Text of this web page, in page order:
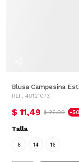
Blusa Campesina
REF. 40121073
$ 11,49 $ 22,99 -
Talla
6 14 16